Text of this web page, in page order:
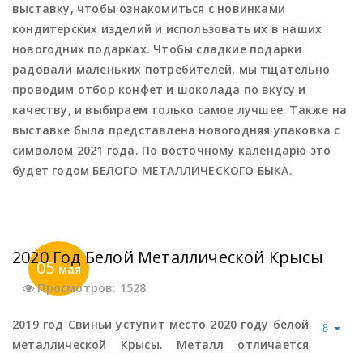
выставку, чтобы ознакомиться с новинками
кондитерских изделий и использовать их в наших
новогодних подарках. Чтобы сладкие подарки
радовали маленьких потребителей, мы тщательно
проводим отбор конфет и шоколада по вкусу и
качеству, и выбираем только самое лучшее. Также на
выставке была представлена новогодняя упаковка с
символом 2021 года. По восточному календарю это
будет годом БЕЛОГО МЕТАЛЛИЧЕСКОГО БЫКА.
05 мая
2020 Год Белой Металлической Крысы
Просмотров: 1528
2019 год Свиньи уступит место 2020 году белой
металлической Крысы. Металл отличается